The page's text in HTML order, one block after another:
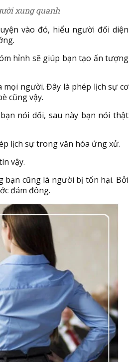
xung quanh
vào đó, hiểu người đối diện
hỉnh sẽ giúp bạn tạo ấn tượng
người. Đây là phép lịch sự cơ
cũng vậy.
nói dối, sau này bạn nói thật
lịch sự trong văn hóa ứng xử.
vậy.
bạn cũng là người bị tổn hại. Bởi
đám đông.